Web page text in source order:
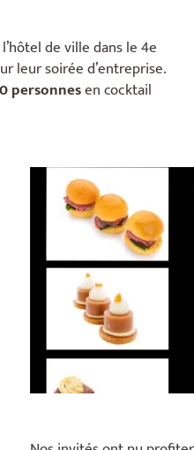
de ville dans le 4e
leur soirée d’entreprise.
personnesen cocktail